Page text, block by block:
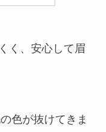
く、安心して眉
色が抜けてきま